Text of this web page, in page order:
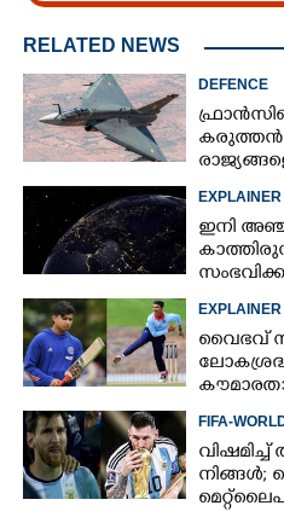
RELATED NEWS
DEFENCE
കരുത്തൻ,​
ഇന്ത്യ
EXPLAINER
ഇനി
EXPLAINER
വൈഭവ്
FIFA-
നിങ്ങള്‍;